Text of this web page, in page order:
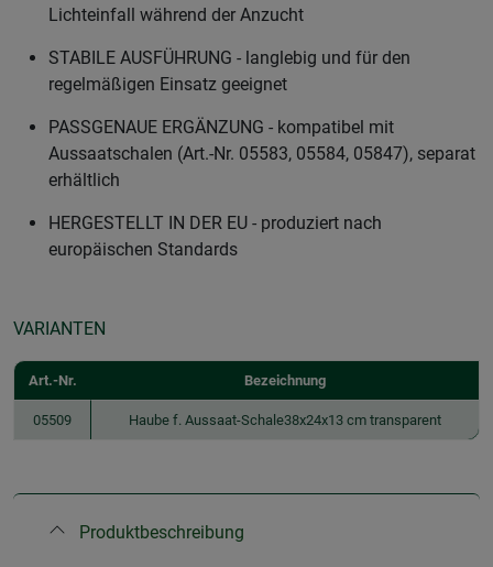
Lichteinfall während der Anzucht
STABILE AUSFÜHRUNG - langlebig und für den
regelmäßigen Einsatz geeignet
PASSGENAUE ERGÄNZUNG - kompatibel mit
Aussaatschalen (Art.-Nr. 05583, 05584, 05847), separat
erhältlich
HERGESTELLT IN DER EU - produziert nach
europäischen Standards
VARIANTEN
Art.-Nr. Bezeichnung
05509 Haube f. Aussaat-Schale38x24x13 cm transparent
Produktbeschreibung